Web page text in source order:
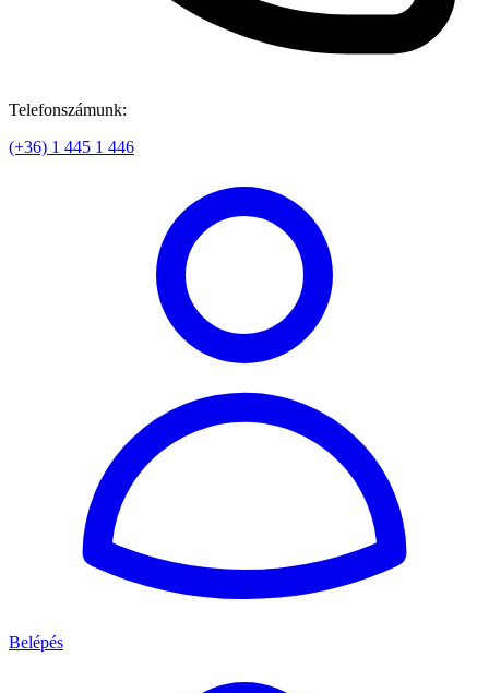
Telefonszámunk:
(+36) 1 445 1 446
Belépés